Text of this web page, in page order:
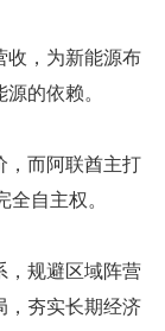
，为新能源布
的依赖。
而阿联酋主打
自主权。
规避区域阵营
，夯实长期经济